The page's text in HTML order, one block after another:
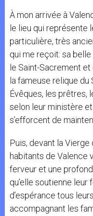
À mon arrivée à
le lieu qui
particulière, très
qui me reçoit: sa belle
le Saint-Sacrement
la fameuse relique du
Évêques, les prêtres,
selon leur ministère
s’efforcent de
Puis, devant la
habitants de Valence
ferveur et une
qu’elle soutienne leur
d’espérance tous
accompagnant les